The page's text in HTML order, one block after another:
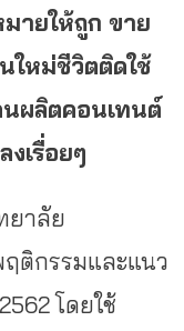
ายให้ถูก ขาย
ใหม่ชีวิตติดใช้
นผลิตคอนเทนต์
เรื่อยๆ
ยาลัย
ติกรรมและแนว
โดยใช้